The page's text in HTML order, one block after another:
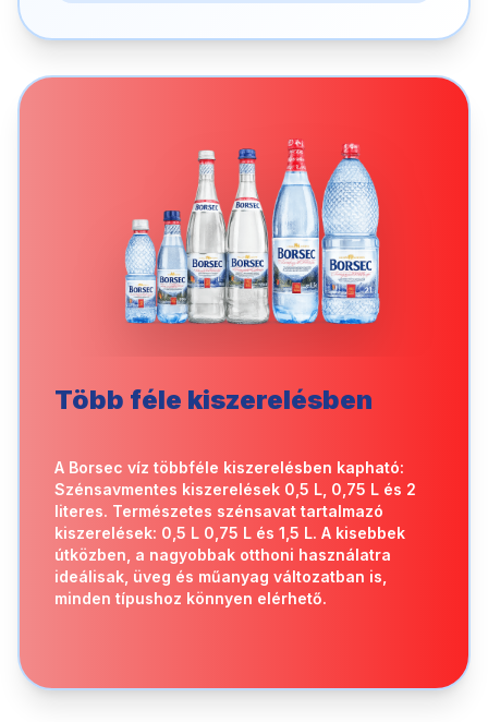
Több féle kiszerelésben
A Borsec víz többféle kiszerelésben kapható:
Szénsavmentes kiszerelések 0,5 L, 0,75 L és 2
literes. Természetes szénsavat tartalmazó
kiszerelések: 0,5 L 0,75 L és 1,5 L. A kisebbek
útközben, a nagyobbak otthoni használatra
ideálisak, üveg és műanyag változatban is,
minden típushoz könnyen elérhető.